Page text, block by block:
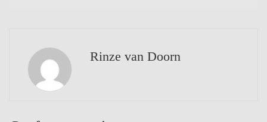
Rinze van Doorn